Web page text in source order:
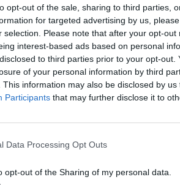
opt-out of the sale, sharing to third parties,
for targeted advertising by us,
selection. Please note that after your opt-
interest-based ads based on personal
to third parties prior to your opt-
of your personal information by third
This information may also be disclosed by
Participants that may further disclose it to
Data Processing Opt Outs
opt-out of the Sharing of my personal data.
dans le secteur de l’aviation
approche incrémentale est la
aériennes à faire des
plus économiques de son segment de
venir. »
& Whitney Canada, a ajouté : «Notre
répondre aux besoins du marché
La technologie innovante du
de la turbine pour assurer
réduction de la consommation de
exceptionnelle et une valeur accrue pour